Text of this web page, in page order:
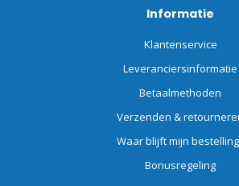
Informatie
Klantenservice
Leveranciersinformatie
Betaalmethoden
Verzenden &
Waar blijft mijn
Bonusregeling